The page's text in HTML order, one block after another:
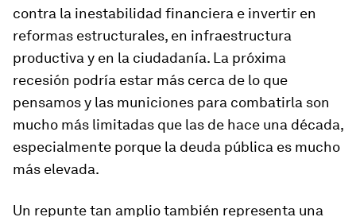
contra la inestabilidad financiera e invertir en
reformas estructurales, en infraestructura
productiva y en la ciudadanía. La próxima
recesión podría estar más cerca de lo que
pensamos y las municiones para combatirla son
mucho más limitadas que las de hace una década,
especialmente porque la deuda pública es mucho
más elevada.
Un repunte tan amplio también representa una